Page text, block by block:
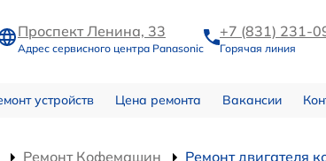
Проспект Ленина, 33
Адрес сервисного центра Panasonic
+7 (831) 231-
Горячая линия
устройств Цена ремонта Вакансии
Ремонт Кофемашин Ремонт двигателя